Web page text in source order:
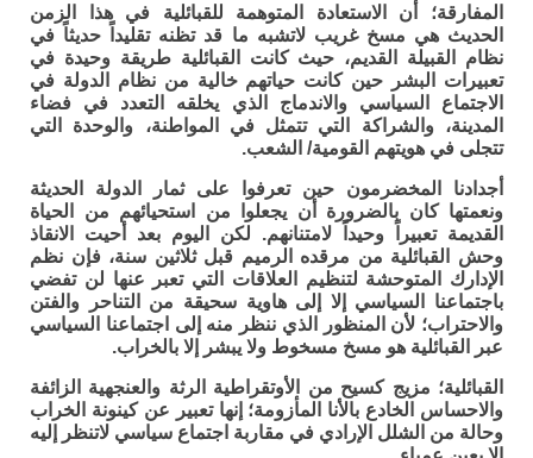
المفارقة؛ أن الاستعادة المتوهمة للقبائلية في هذا الزمن
الحديث هي مسخ غريب لاتشبه ما قد تظنه تقليداً حديثاً في
نظام القبيلة القديم، حيث كانت القبائلية طريقة وحيدة في
تعبيرات البشر حين كانت حياتهم خالية من نظام الدولة في
الاجتماع السياسي والاندماج الذي يخلقه التعدد في فضاء
المدينة، والشراكة التي تتمثل في المواطنة، والوحدة التي
تتجلى في هويتهم القومية/ الشعب.
أجدادنا المخضرمون حين تعرفوا على ثمار الدولة الحديثة
ونعمتها كان بالضرورة أن يجعلوا من استحيائهم من الحياة
القديمة تعبيراً وحيداً لامتنانهم. لكن اليوم بعد أحيت الانقاذ
وحش القبائلية من مرقده الرميم قبل ثلاثين سنة، فإن نظم
الإدارك المتوحشة لتنظيم العلاقات التي تعبر عنها لن تفضي
باجتماعنا السياسي إلا إلى هاوية سحيقة من التناحر والفتن
والاحتراب؛ لأن المنظور الذي ننظر منه إلى اجتماعنا السياسي
عبر القبائلية هو مسخ مسخوط ولا يبشر إلا بالخراب.
القبائلية؛ مزيج كسيح من الأوتقراطية الرثة والعنجهية الزائفة
والاحساس الخادع بالأنا المأزومة؛ إنها تعبير عن كينونة الخراب
وحالة من الشلل الإرادي في مقاربة اجتماع سياسي لاتنظر إليه